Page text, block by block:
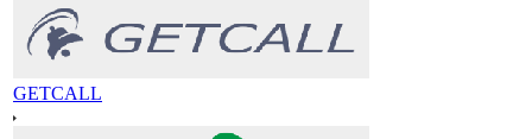
GETCALL